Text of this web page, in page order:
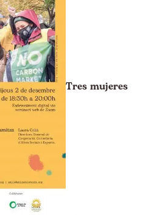
Tres mujeres